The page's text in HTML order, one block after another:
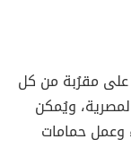
على مقرُبة من كل
ويُمكن
وعمل حمامات